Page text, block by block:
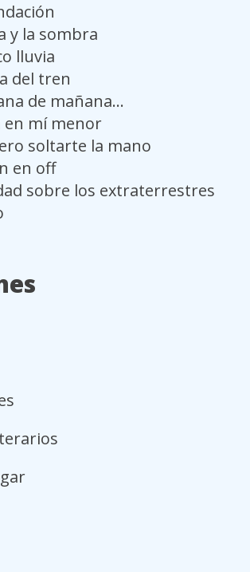
y la sombra
lluvia
del tren
de mañana...
en mí menor
soltarte la mano
en off
sobre los extraterrestres